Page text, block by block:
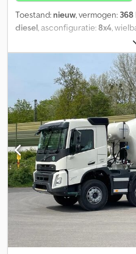
Toestand: nieuw, vermogen: 368
diesel, asconfiguratie:8x4,
,
overbrenging:automatisch,
AdBlue, Apple
Remsysteem),
boordcomputer, centrale
elektrische raamverstelling,
(ESP), navigatiesysteem, =
Verwarmde spiegels - Bladvering
Differentieelblokkering -
Luchtgeveerde stoelen - PTO
Zonneklep = Verdere informatie
materiaal: Beton Vooras 1:
cilinders: 6 Max. toegestane
EuromixMTP EM 9 L Neem
Azzi of Denis Omeragic voor